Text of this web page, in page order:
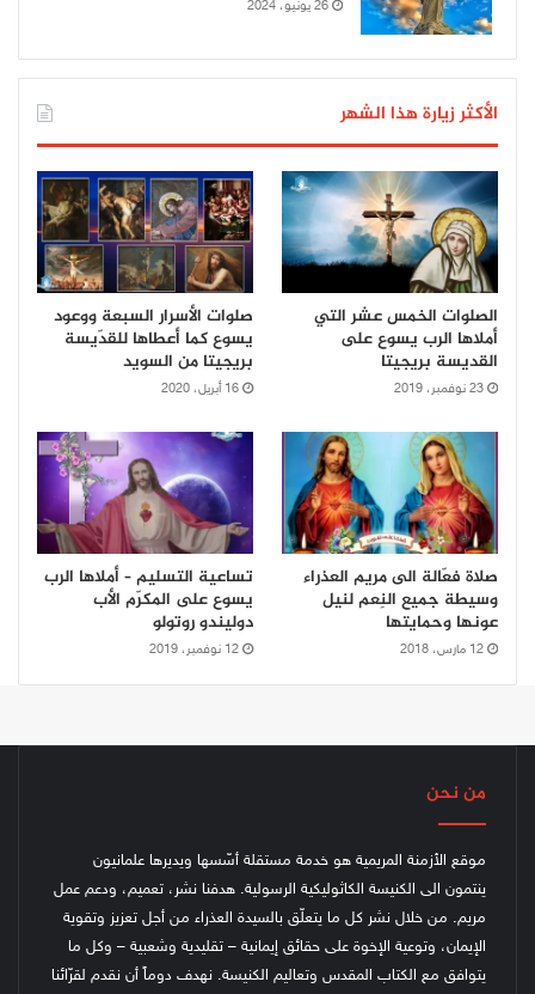
26 يونيو، 2024
الأكثر زيارة هذا الشهر
الصلوات الخمس عشر التي
أملاها الرب يسوع على
القديسة بريجيتا
23 نوفمبر، 2019
صلوات الأسرار السبعة ووعود
يسوع كما أعطاها للقدّيسة
بريجيتا من السويد
16 أبريل، 2020
صلاة فعّالة الى مريم العذراء
وسيطة جميع النِعم لنيل
عونها وحمايتها
12 مارس، 2018
تساعية التسليم – أملاها الرب
يسوع على المكرّم الأب
دوليندو روتولو
12 نوفمبر، 2019
من نحن
موقع الأزمنة المريمية هو خدمة مستقلة أسّسها ويديرها علمانيون
ينتمون الى الكنيسة الكاثوليكية الرسولية. هدفنا نشر، تعميم، ودعم عمل
مريم. من خلال نشر كل ما يتعلّق بالسيدة العذراء من أجل تعزيز وتقوية
الإيمان، وتوعية الإخوة على حقائق إيمانية – تقليدية وشعبية – وكل ما
يتوافق مع الكتاب المقدس وتعاليم الكنيسة. نهدف دوماً أن نقدم لقرّائنا